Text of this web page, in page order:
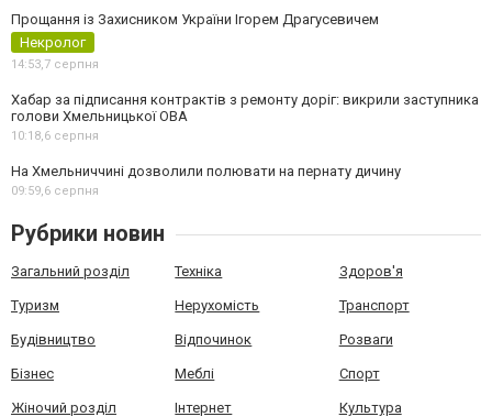
Прощання із Захисником України Ігорем Драгусевичем
Некролог
14:53,7 серпня
Хабар за підписання контрактів з ремонту доріг: викрили заступника
голови Хмельницької ОВА
10:18,6 серпня
На Хмельниччині дозволили полювати на пернату дичину
09:59,6 серпня
Рубрики новин
Загальний розділ Техніка Здоров'я
Туризм Нерухомість Транспорт
Будівництво Відпочинок Розваги
Бізнес Меблі Спорт
Жіночий розділ Інтернет Культура